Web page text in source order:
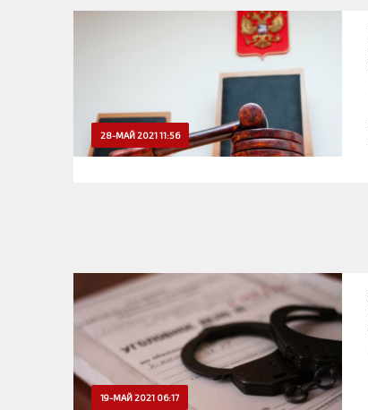
28-МАЙ 2021 11:56
19-МАЙ 2021 06:17